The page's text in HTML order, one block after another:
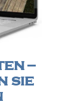
–
SIE